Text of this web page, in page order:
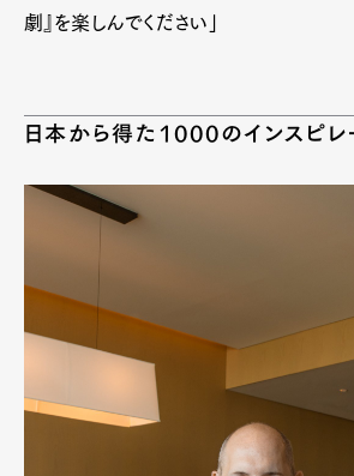
Art&Design
Fashion
Culture
劇』を楽しんでください」
日本から得た1000のインスピレ